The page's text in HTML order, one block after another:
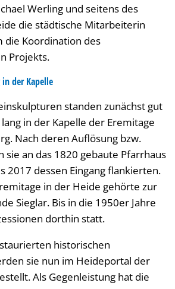
Werling und seitens des
die städtische Mitarbeiterin
die Koordination des
Projekts.
der Kapelle
standen zunächst gut
in der Kapelle der Eremitage
Nach deren Auflösung bzw.
sie an das 1820 gebaute Pfarrhaus
2017 dessen Eingang flankierten.
in der Heide gehörte zur
Sieglar. Bis in die 1950er Jahre
dorthin statt.
historischen
sie nun im Heideportal der
Als Gegenleistung hat die